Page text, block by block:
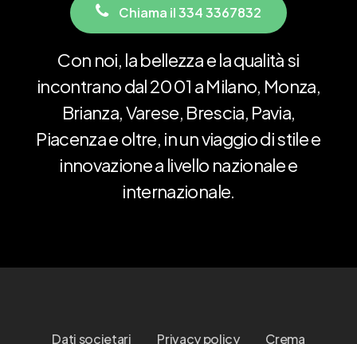
Chiama il 334 3367832
Con noi, labellezzaelaqualitàsi
incontranodal2001 aMilano, Monza,
Brianza,Varese, Brescia, Pavia,
Piacenzaeoltre, inunviaggiodistilee
innovazionea livello nazionalee
internazionale.
Dati societari Privacy policy Crema